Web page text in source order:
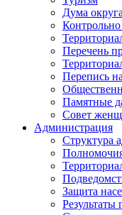
Дума округа
Перечень
Перепись
Памятные
Совет
Администрация
Структура
Защита
Результаты